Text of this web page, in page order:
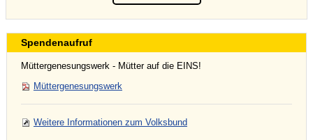
Spendenaufruf
Müttergenesungswerk - Mütter auf die EINS!
Müttergenesungswerk
Weitere Informationen zum Volksbund